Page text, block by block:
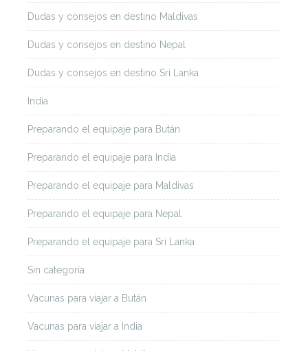
Dudas y consejos en destino Maldivas
Dudas y consejos en destino Nepal
Dudas y consejos en destino Sri Lanka
India
Preparando el equipaje para Bután
Preparando el equipaje para India
Preparando el equipaje para Maldivas
Preparando el equipaje para Nepal
Preparando el equipaje para Sri Lanka
Sin categoría
Vacunas para viajar a Bután
Vacunas para viajar a India